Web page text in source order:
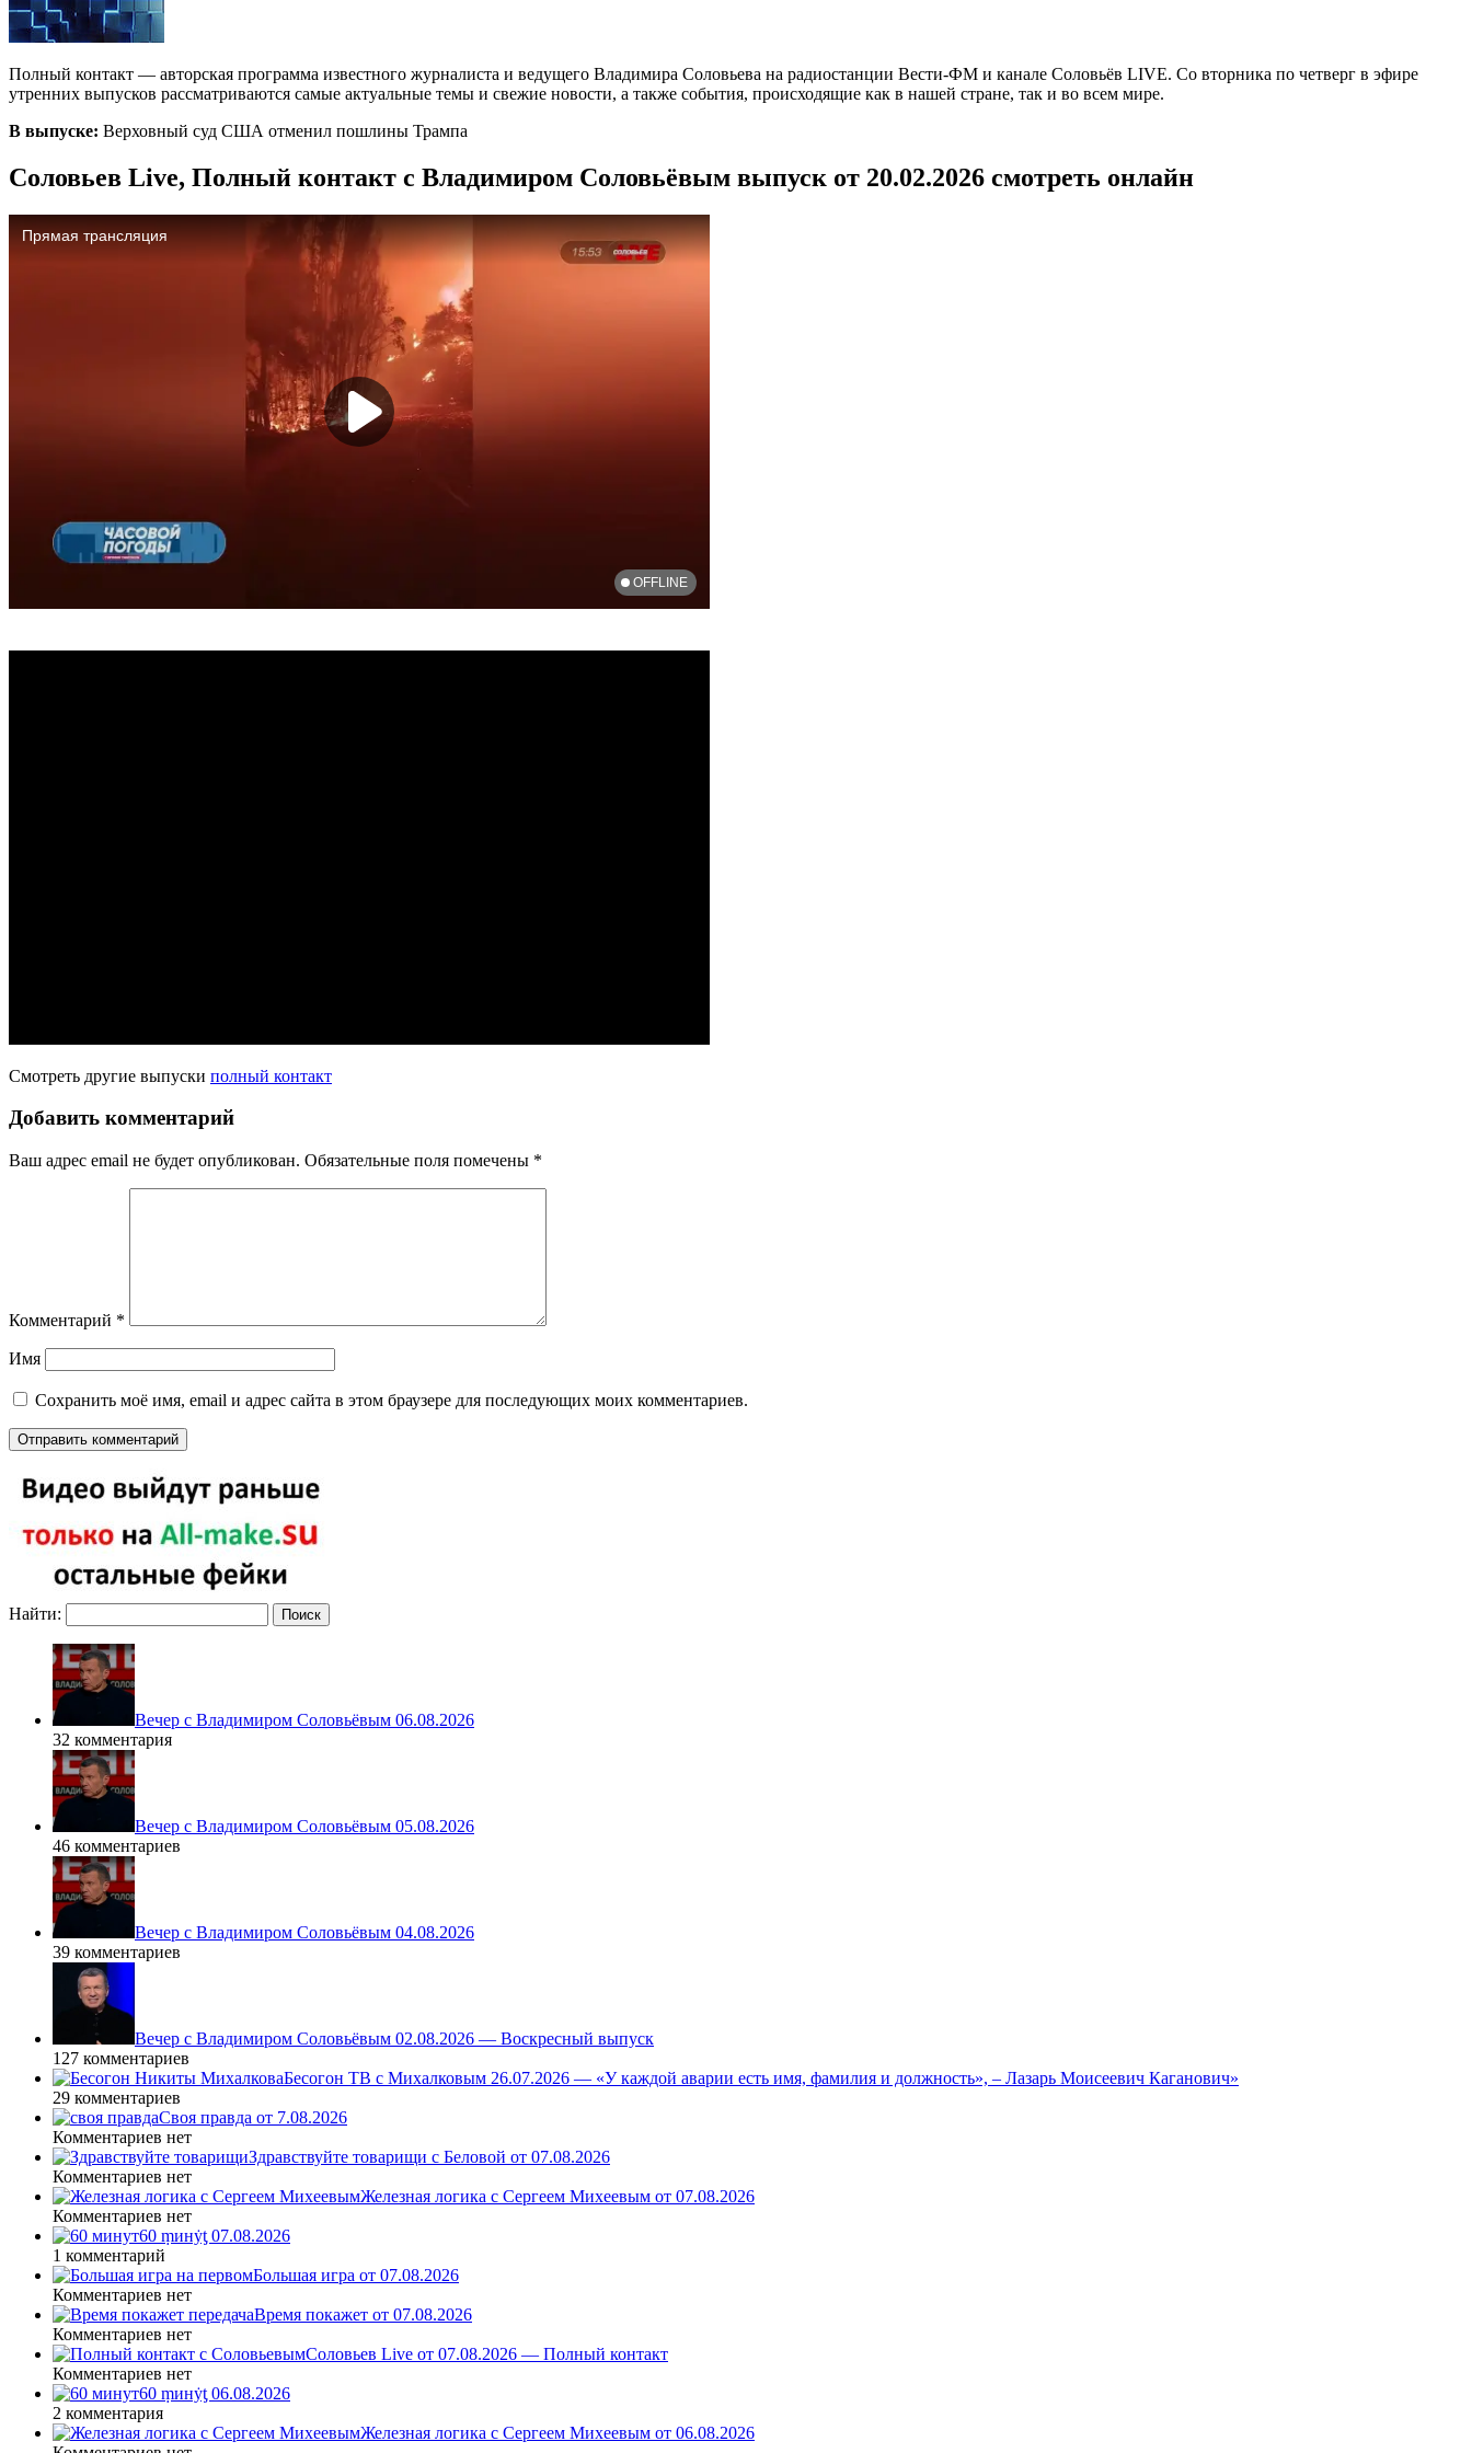
Полный контакт — авторская программа известного журналиста и ведущего Владимира Соловьева на радиостанции Вести-ФМ и канале Соловьёв LIVE. Со вторника по четверг в эфире
утренних выпусков рассматриваются самые актуальные темы и свежие новости, а также события, происходящие как в нашей стране, так и во всем мире.
В выпуске: Верховный суд США отменил пошлины Трампа
Соловьев Live, Полный контакт с Владимиром Соловьёвым выпуск от 20.02.2026 смотреть онлайн
Смотреть другие выпуски полный контакт
Добавить комментарий
Ваш адрес email не будет опубликован. Обязательные поля помечены *
Комментарий *
Имя
Сохранить моё имя, email и адрес сайта в этом браузере для последующих моих комментариев.
Найти:
Вечер с Владимиром Соловьёвым 06.08.2026
32 комментария
Вечер с Владимиром Соловьёвым 05.08.2026
46 комментариев
Вечер с Владимиром Соловьёвым 04.08.2026
39 комментариев
Вечер с Владимиром Соловьёвым 02.08.2026 — Воскресный выпуск
127 комментариев
Бесогон ТВ с Михалковым 26.07.2026 — «У каждой аварии есть имя, фамилия и должность», – Лазарь Моисеевич Каганович»
29 комментариев
Своя правда от 7.08.2026
Комментариев нет
Здравствуйте товарищи с Беловой от 07.08.2026
Комментариев нет
Железная логика с Сергеем Михеевым от 07.08.2026
Комментариев нет
60 ṃинẏƫ 07.08.2026
1 комментарий
Большая игра от 07.08.2026
Комментариев нет
Время покажет от 07.08.2026
Комментариев нет
Соловьев Live от 07.08.2026 — Полный контакт
Комментариев нет
60 ṃинẏƫ 06.08.2026
2 комментария
Железная логика с Сергеем Михеевым от 06.08.2026